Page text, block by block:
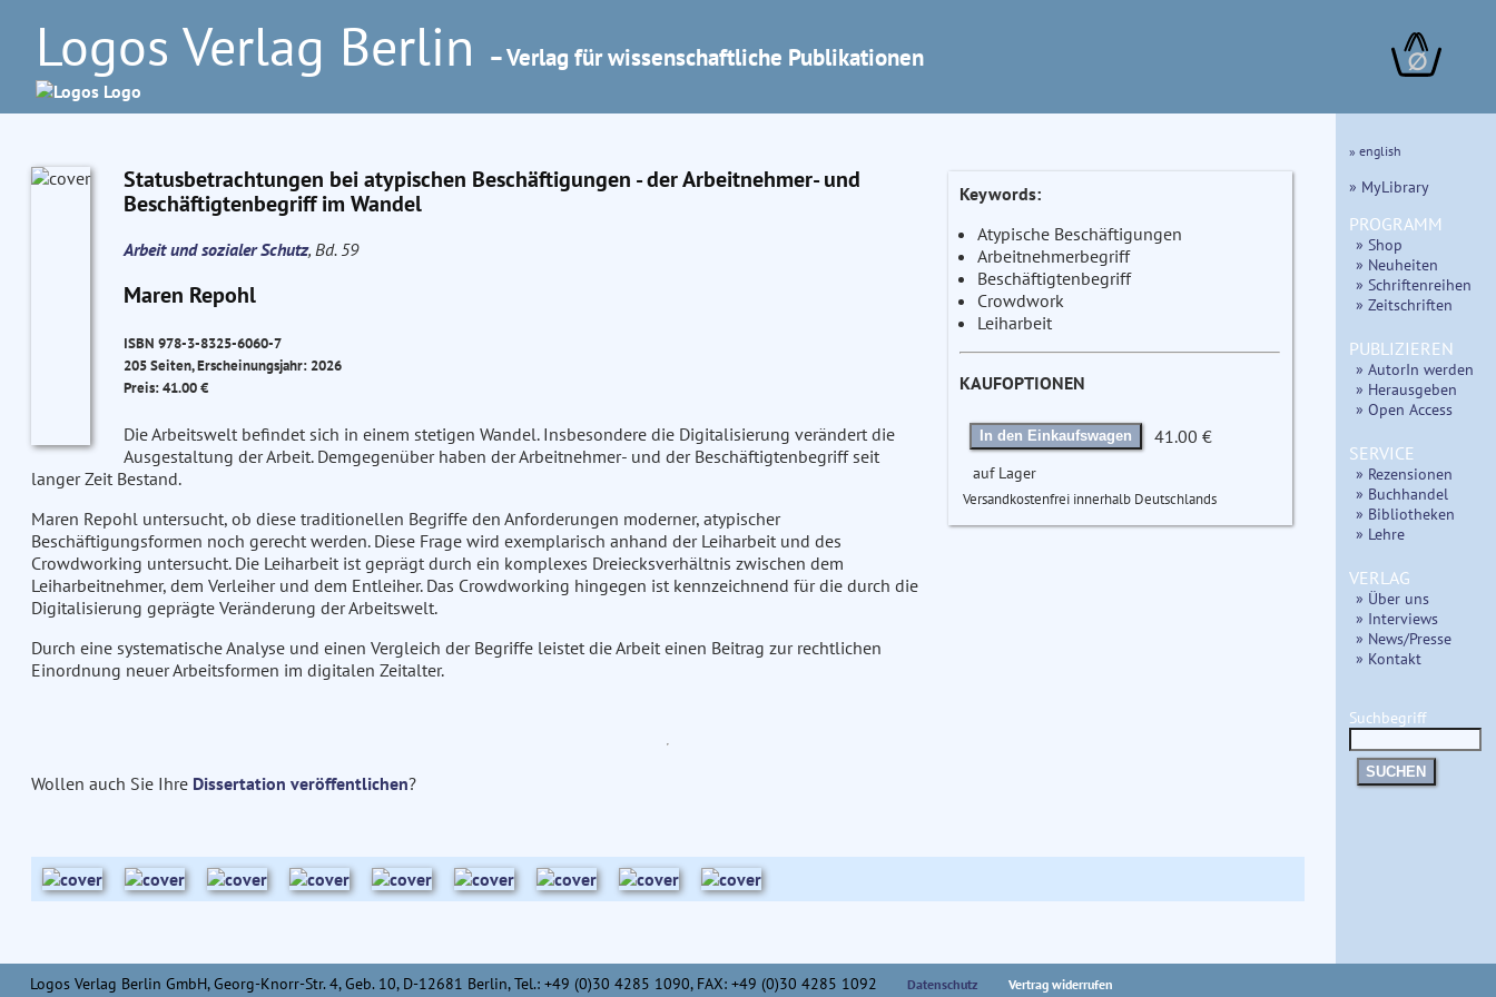
Logos Verlag Berlin – Verlag für wissenschaftliche Publikationen ∅
Statusbetrachtungen bei atypischen Beschäftigungen - der Arbeitnehmer- und
Beschäftigtenbegriff im Wandel
Arbeit und sozialer Schutz, Bd. 59
Maren Repohl
ISBN 978-3-8325-6060-7
205 Seiten, Erscheinungsjahr: 2026
Preis: 41.00 €
Die Arbeitswelt befindet sich in einem stetigen Wandel. Insbesondere die Digitalisierung verändert die
Ausgestaltung der Arbeit. Demgegenüber haben der Arbeitnehmer- und der Beschäftigtenbegriff seit
langer Zeit Bestand.
Maren Repohl untersucht, ob diese traditionellen Begriffe den Anforderungen moderner, atypischer
Beschäftigungsformen noch gerecht werden. Diese Frage wird exemplarisch anhand der Leiharbeit und des
Crowdworking untersucht. Die Leiharbeit ist geprägt durch ein komplexes Dreiecksverhältnis zwischen dem
Leiharbeitnehmer, dem Verleiher und dem Entleiher. Das Crowdworking hingegen ist kennzeichnend für die durch die
Digitalisierung geprägte Veränderung der Arbeitswelt.
Durch eine systematische Analyse und einen Vergleich der Begriffe leistet die Arbeit einen Beitrag zur rechtlichen
Einordnung neuer Arbeitsformen im digitalen Zeitalter.
Keywords:
Atypische Beschäftigungen
Arbeitnehmerbegriff
Beschäftigtenbegriff
Crowdwork
Leiharbeit
KAUFOPTIONEN
In den Einkaufswagen 41.00 €
auf Lager
Versandkostenfrei innerhalb Deutschlands
Wollen auch Sie Ihre Dissertation veröffentlichen?
» english
» MyLibrary
PROGRAMM
» Shop
» Neuheiten
» Schriftenreihen
» Zeitschriften
PUBLIZIEREN
» AutorIn werden
» Herausgeben
» Open Access
SERVICE
» Rezensionen
» Buchhandel
» Bibliotheken
» Lehre
VERLAG
» Über uns
» Interviews
» News/Presse
» Kontakt
Suchbegriff
SUCHEN
Logos Verlag Berlin GmbH, Georg-Knorr-Str. 4, Geb. 10, D-12681 Berlin, Tel.: +49 (0)30 4285 1090, FAX: +49 (0)30 4285 1092 Datenschutz Vertrag widerrufen